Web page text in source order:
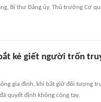
Bí thư Đảng ủy, Thủ trưởng Cơ
kẻ giết người trốn
gia đình, khi bắt giữ đối tượng
quyết định không còng tay.